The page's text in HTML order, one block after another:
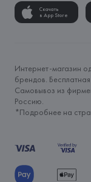
Скачать
в App Store
Интернет-магазин
брендов.
Самовывоз из
Россию.
*Подробнее на